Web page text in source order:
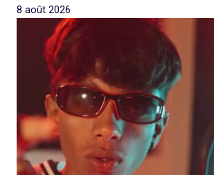
8 août 2026